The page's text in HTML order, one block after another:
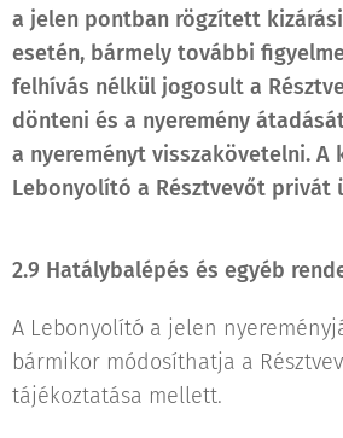
a jelen pontban rögzített
esetén, bármely további
felhívás nélkül jogosult a
dönteni és a nyeremény
a nyereményt visszakövetelni. A
Lebonyolító a Résztvevőt privát
2.9 Hatálybalépés és egyéb
A Lebonyolító a jelen
bármikor módosíthatja a
tájékoztatása mellett.